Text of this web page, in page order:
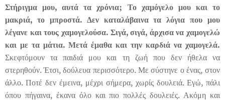
Στήριγμα μου, αυτά τα χρόνια; Το χαμόγελο μου και το
μακριά, το μπροστά. Δεν καταλάβαινα τα λόγια που μου
λέγανε και τους χαμογελούσα. Σιγά, σιγά, άρχισα να χαμογελώ
και με τα μάτια. Μετά έμαθα και την καρδιά να χαμογελά.
Σκεφτόμουν τα παιδιά μου και τη ζωή που δεν ήθελα να
στερηθούν. Έτσι, δούλευα περισσότερο. Με σύστηνε ο ένας, στον
άλλο. Ποτέ δεν έμεινα, μέχρι σήμερα, χωρίς δουλειά. Εγώ, πάλι
όπου πήγαινα, έκανα όλο και πιο πολλές δουλειές. Ακόμη και